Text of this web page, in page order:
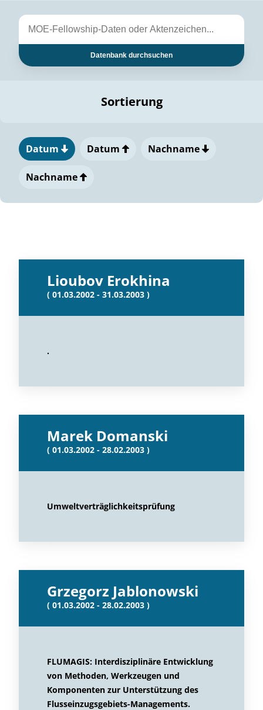
Datenbank durchsuchen
Sortierung
Datum Datum Nachname
Nachname
Lioubov Erokhina
( 01.03.2002 - 31.03.2003 )
.
Marek Domanski
( 01.03.2002 - 28.02.2003 )
Umweltverträglichkeitsprüfung
Grzegorz Jablonowski
( 01.03.2002 - 28.02.2003 )
FLUMAGIS: Interdisziplinäre Entwicklung
von Methoden, Werkzeugen und
Komponenten zur Unterstützung des
Flusseinzugsgebiets-Managements.